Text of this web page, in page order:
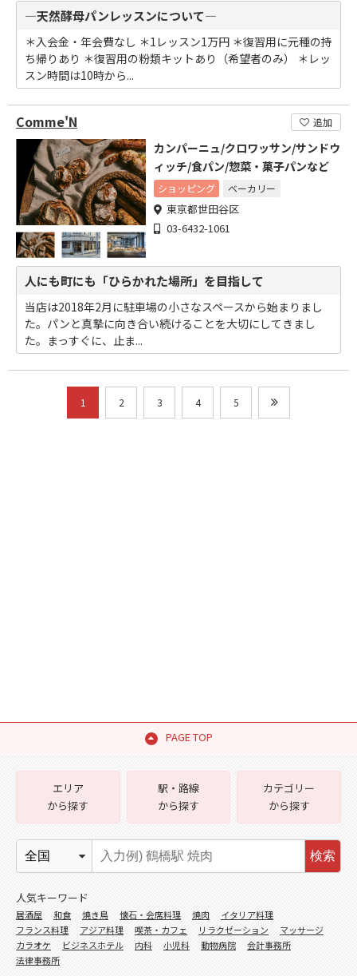
―天然酵母パンレッスンについて―
＊入会金・年会費なし ＊1レッスン1万円 ＊復習用に元種の持
ち帰りあり ＊復習用の粉類キットあり（希望者のみ） ＊レッ
スン時間は10時から...
Comme'N 追加
カンパーニュ/クロワッサン/サンドウ
ィッチ/食パン/惣菜・菓子パンなど
ショッピング ベーカリー
東京都世田谷区
03-6432-1061
人にも町にも「ひらかれた場所」を目指して
当店は2018年2月に駐車場の小さなスペースから始まりまし
た。パンと真摯に向き合い続けることを大切にしてきまし
た。まっすぐに、止ま...
1 2 3 4 5
PAGE TOP
エリア
から探す
駅・路線
から探す
カテゴリー
から探す
検索
人気キーワード
居酒屋 和食 焼き鳥 懐石・会席料理 焼肉
イタリア料理
フランス料理
アジア料理 喫茶・カフェ リラクゼーション
マッサージ
カラオケ
ビジネスホテル 内科 小児科 動物病院
会計事務所
法律事務所